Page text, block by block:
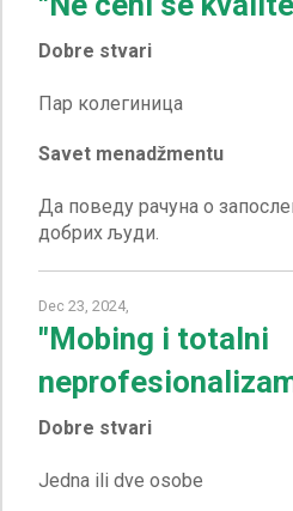
Dobre stvari
Savet menadžmentu
Да поведу рачуна о
Dec 23, 2024,
"Mobing i totalni
Dobre stvari